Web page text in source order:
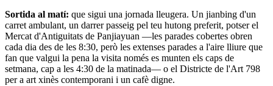
Sortida al matí: que sigui una jornada lleugera. Un jianbing d'un
carret ambulant, un darrer passeig pel teu hutong preferit, potser el
Mercat d'Antiguitats de Panjiayuan —les parades cobertes obren
cada dia des de les 8:30, però les extenses parades a l'aire lliure que
fan que valgui la pena la visita només es munten els caps de
setmana, cap a les 4:30 de la matinada— o el Districte de l'Art 798
per a art xinès contemporani i un cafè digne.